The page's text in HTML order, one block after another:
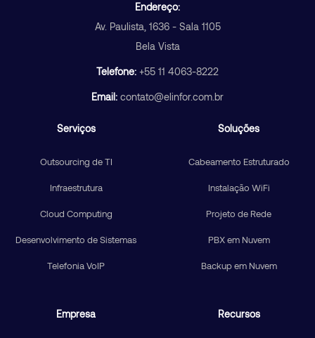
Endereço:
Av. Paulista, 1636 - Sala 1105
Bela Vista
Telefone: +55 11 4063-8222
Email: contato@elinfor.com.br
Serviços
Outsourcing de TI
Infraestrutura
Cloud Computing
Desenvolvimento de Sistemas
Telefonia VoIP
Soluções
Cabeamento Estruturado
Instalação WiFi
Projeto de Rede
PBX em Nuvem
Backup em Nuvem
Empresa Recursos